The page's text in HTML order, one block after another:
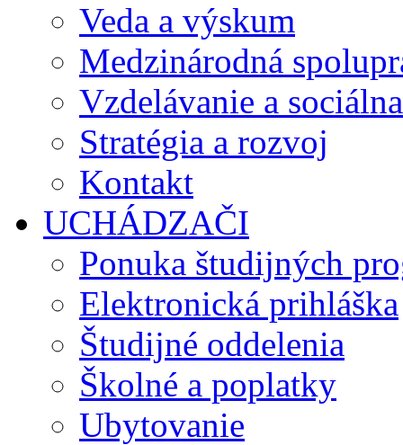
Veda a výskum
Medzinárodná
Vzdelávanie a
Stratégia a rozvoj
Kontakt
UCHÁDZAČI
Ponuka študijných
Elektronická prihláška
Študijné oddelenia
Školné a poplatky
Ubytovanie